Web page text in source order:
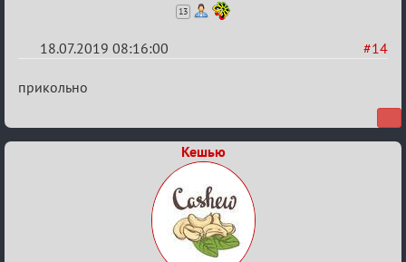
13
#14
18.07.2019 08:16:00
Re:
прикольно
Кешью